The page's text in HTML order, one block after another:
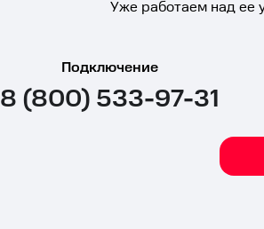
Уже работаем над ее
Подключение
8 (800) 533-97-31